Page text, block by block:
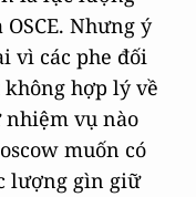
Nhưng ý
vì các phe đối
hợp lý về
nhiệm vụ nào
muốn có
lượng gìn giữ